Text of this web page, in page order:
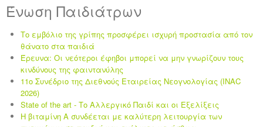
Ένωση Παιδιάτρων
Το εμβόλιο της γρίπης προσφέρει ισχυρή προστασία από τον
θάνατο στα παιδιά
Έρευνα: Οι νεότεροι έφηβοι μπορεί να μην γνωρίζουν τους
κινδύνους της φαιντανύλης
11ο Συνέδριο της Διεθνούς Εταιρείας Νεογνολογίας (INAC
2026)
State of the art - Το Αλλεργικό Παιδί και οι Eξελίξεις
Η βιταμίνη Α συνδέεται με καλύτερη λειτουργία των